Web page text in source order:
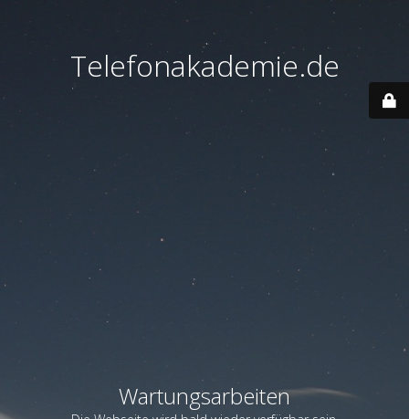
Telefonakademie.de
Wartungsarbeiten